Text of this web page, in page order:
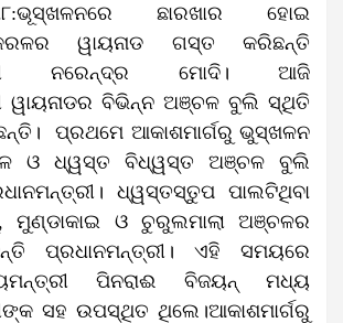
ଛାରଖାର ହୋଇ
ୱାୟନାଡ ଗସ୍ତ କରିଛନ୍ତି
ନରେନ୍ଦ୍ର ମୋଦି। ଆଜି
ୱାୟନାଡର ବିଭିନ୍ନ ଅଞ୍ଚଳ ବୁଲି ସ୍ଥିତି
ପ୍ରଥମେ ଆକାଶମାର୍ଗରୁ ଭୁସ୍ଖଳନ
ଓ ଧ୍ୱସ୍ତ ବିଧ୍ୱସ୍ତ ଅଞ୍ଚଳ ବୁଲି
ଧ୍ୱସ୍ତସ୍ତୁପ ପାଲଟିଥିବା
ମୁଣ୍ଡାକାଇ ଓ ଚୁରୁଲମାଲା ଅଞ୍ଚଳର
ପ୍ରଧାନମନ୍ତ୍ରୀ। ଏହି ସମୟରେ
ପିନରାଈ ବିଜୟନ୍ ମଧ୍ୟ
ସହ ଉପସ୍ଥିତ ଥିଲେ।ଆକାଶମାର୍ଗରୁ